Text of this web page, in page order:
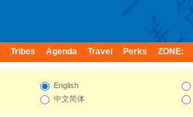
Tribes Agenda Travel Perks ZONE:
English
中文简体